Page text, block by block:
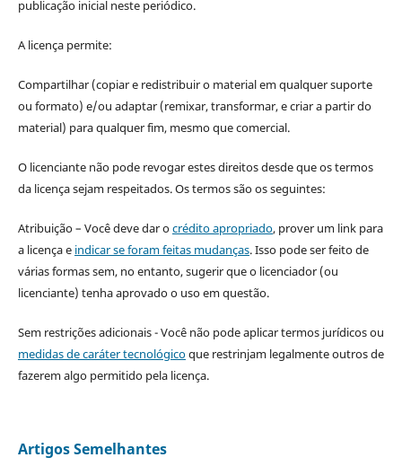
publicação inicial neste periódico.
A licença permite:
Compartilhar (copiar e redistribuir o material em qualquer suporte
ou formato) e/ou adaptar (remixar, transformar, e criar a partir do
material) para qualquer fim, mesmo que comercial.
O licenciante não pode revogar estes direitos desde que os termos
da licença sejam respeitados. Os termos são os seguintes:
Atribuição – Você deve dar ocrédito apropriado, prover um link para
a licença e indicar se foram feitas mudanças. Isso pode ser feito de
várias formas sem, no entanto, sugerir que o licenciador (ou
licenciante) tenha aprovado o uso em questão.
Sem restrições adicionais - Você não pode aplicar termos jurídicos ou
medidas de caráter tecnológicoque restrinjam legalmente outros de
fazerem algo permitido pela licença.
Artigos Semelhantes